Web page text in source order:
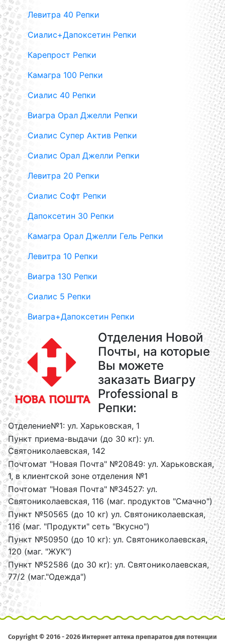
Левитра 40 Репки
Сиалис+Дапоксетин Репки
Карепрост Репки
Камагра 100 Репки
Сиалис 40 Репки
Виагра Орал Джелли Репки
Сиалис Супер Актив Репки
Сиалис Орал Джелли Репки
Левитра 20 Репки
Сиалис Софт Репки
Дапоксетин 30 Репки
Камагра Орал Джелли Гель Репки
Левитра 10 Репки
Виагра 130 Репки
Сиалис 5 Репки
Виагра+Дапоксетин Репки
Отделения Новой
Почты, на которые
Вы можете
заказать Виагру
Professional в
Репки:
Отделение№1: ул. Харьковская, 1
Пункт приема-выдачи (до 30 кг): ул.
Святониколаевская, 142
Почтомат "Новая Почта" №20849: ул. Харьковская,
1, в клиентской зоне отделения №1
Почтомат "Новая Почта" №34527: ул.
Святониколаевская, 116 (маг. продуктов "Cмачно")
Пункт №50565 (до 10 кг) ул. Святониколаевская,
116 (маг. "Продукти" сеть "Вкусно")
Пункт №50950 (до 10 кг): ул. Святониколаевская,
120 (маг. "ЖУК")
Пункт №52586 (до 30 кг): ул. Святониколаевская,
77/2 (маг."Одежда")
Copyright © 2016 - 2026 Интернет аптека препаратов для потенции